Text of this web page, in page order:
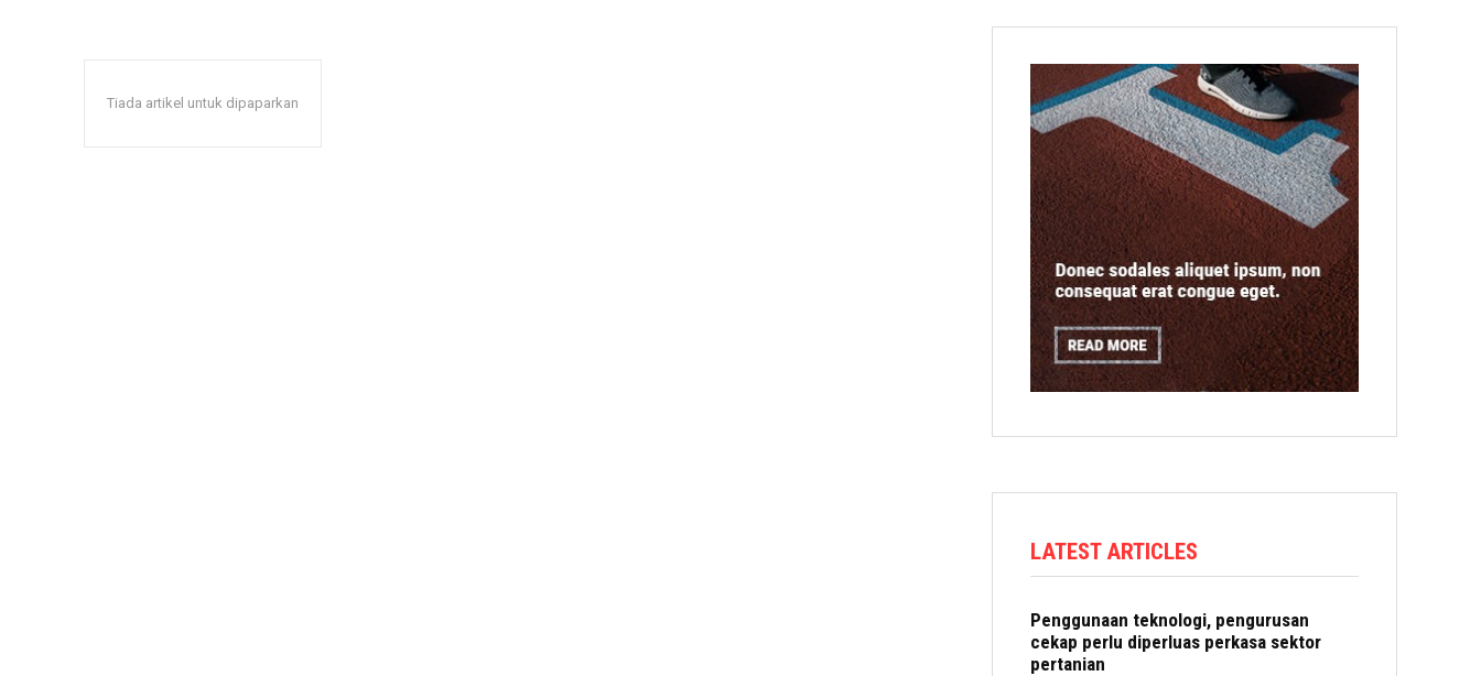
Tiada artikel untuk dipaparkan
LATEST ARTICLES
Penggunaan teknologi, pengurusan
cekap perlu diperluas perkasa sektor
pertanian